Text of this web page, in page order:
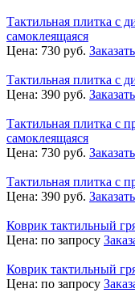
Тактильная плитка с
самоклеящаяся
Цена: 730 руб. Заказать
Тактильная плитка с
Цена: 390 руб. Заказать
Тактильная плитка с
самоклеящаяся
Цена: 730 руб. Заказать
Тактильная плитка с
Цена: 390 руб. Заказать
Коврик тактильный
Цена: по запросу
Коврик тактильный
Цена: по запросу